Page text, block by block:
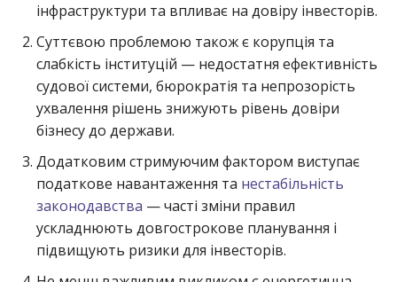
інфраструктури та впливає на довіру інвесторів.
Суттєвою проблемою також є корупція та
слабкість інституцій — недостатня ефективність
судової системи, бюрократія та непрозорість
ухвалення рішень знижують рівень довіри
бізнесу до держави.
Додатковим стримуючим фактором виступає
податкове навантаження та нестабільність
законодавства — часті зміни правил
ускладнюють довгострокове планування і
підвищують ризики для інвесторів.